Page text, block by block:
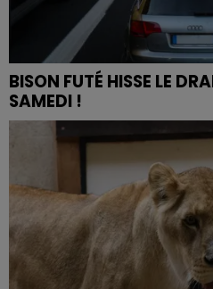
BISON FUTÉ HISSE LE
SAMEDI !